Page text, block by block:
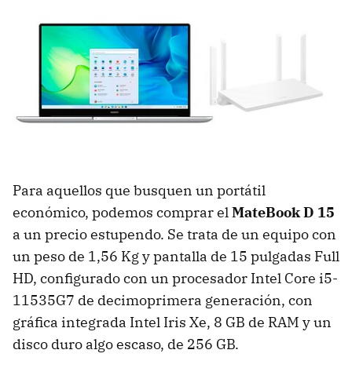
Para aquellos que busquen un portátil
económico, podemos comprar elMateBook D 15
a un precio estupendo. Se trata de un equipo con
un peso de 1,56 Kg y pantalla de 15 pulgadas Full
HD, configurado con un procesador Intel Core i5-
11535G7 de decimoprimera generación, con
gráfica integrada Intel Iris Xe, 8 GB de RAM y un
disco duro algo escaso, de 256 GB.